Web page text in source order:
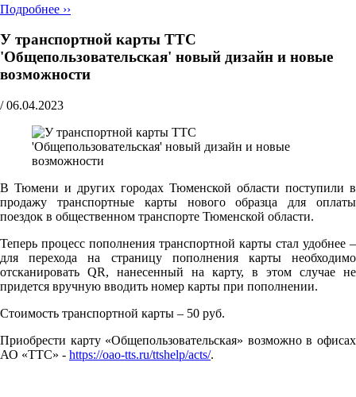
Подробнее ››
У транспортной карты ТТС
'Общепользовательская' новый дизайн и новые
возможности
/ 06.04.2023
В Тюмени и других городах Тюменской области поступили в
продажу транспортные карты нового образца для оплаты
поездок в общественном транспорте Тюменской области.
Теперь процесс пополнения транспортной карты стал удобнее –
для перехода на страницу пополнения карты необходимо
отсканировать QR, нанесенный на карту, в этом случае не
придется вручную вводить номер карты при пополнении.
Стоимость транспортной карты – 50 руб.
Приобрести карту «Общепользовательская» возможно в офисах
АО «ТТС» - https://oao-tts.ru/ttshelp/acts/.